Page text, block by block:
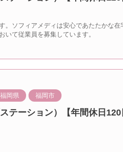
。ソフィアメディは安心であたたかな
いて従業員を募集しています。
福岡県 福岡市
テーション）【年間休日